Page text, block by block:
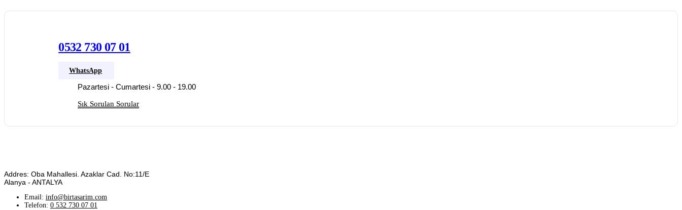
0532 730 07 01
WhatsApp
Pazartesi - Cumartesi - 9.00 - 19.00
Sık Sorulan Sorular
Addres: Oba Mahallesi. Azaklar Cad. No:11/E
Alanya - ANTALYA
Email: info@birtasarim.com
Telefon: 0 532 730 07 01